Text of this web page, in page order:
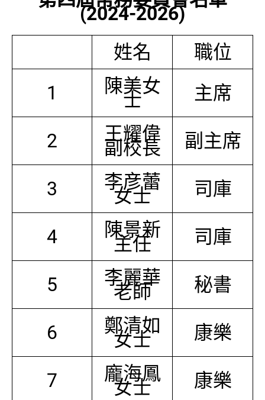
(2024-2026)
姓名
職位
1
陳美女
士 主席
2 王耀偉
副校長 副主席
3 李彦蕾
女士 司庫
4 陳景新
主任 司庫
5 李麗華
老師 秘書
6 鄭清如
女士 康樂
7 龐海鳳
女士 康樂